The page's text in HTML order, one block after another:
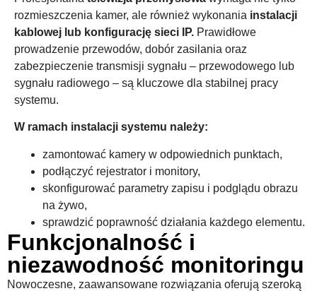
rozmieszczenia kamer, ale również wykonania instalacji
kablowej lub konfigurację sieci IP. Prawidłowe
prowadzenie przewodów, dobór zasilania oraz
zabezpieczenie transmisji sygnału – przewodowego lub
sygnału radiowego – są kluczowe dla stabilnej pracy
systemu.
W ramach instalacji systemu należy:
zamontować kamery w odpowiednich punktach,
podłączyć rejestrator i monitory,
skonfigurować parametry zapisu i podglądu obrazu
na żywo,
sprawdzić poprawność działania każdego elementu.
Funkcjonalność i
niezawodność monitoringu
Nowoczesne, zaawansowane rozwiązania oferują szeroką